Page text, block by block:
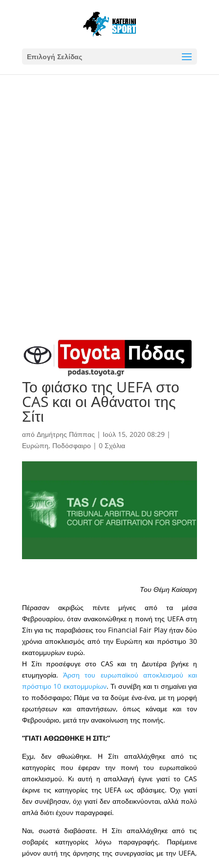
Επιλογή Σελίδας
Το φιάσκο της UEFA στο
CAS και οι Αθάνατοι της
Σίτι
από Δημήτρης Πάππας | Ιούλ 15, 2020 08:29|
Ευρώπη, Ποδόσφαιρο| 0 Σχόλια
Του Θέμη Καίσαρη
Πέρασαν ακριβώς πέντε μήνες από τα μέσα
Φεβρουαρίου, όταν ανακοινώθηκε η ποινή της UEFA στη
Σίτι για τις παραβιάσεις του Financial Fair Play ήταν δύο
χρόνια αποκλεισμός από την Ευρώπη και πρόστιμο 30
εκατομμυρίων ευρώ.
Η Σίτι προσέφυγε στο CAS και τη Δευτέρα βγήκε η
ετυμηγορία. Άρση του ευρωπαϊκού αποκλεισμού και
πρόστιμο 10 εκατομμυρίων. Τι συνέβη και τι σημαίνει για
το ποδόσφαιρο; Πάμε να τα δούμε ένα-ένα, με τη μορφή
ερωτήσεων και απαντήσεων, όπως κάναμε και τον
Φεβρουάριο, μετά την ανακοίνωση της ποινής.
“ΓΙΑΤΙ ΑΘΩΩΘΗΚΕ Η ΣΙΤΙ;”
Εχμ, δεν αθωώθηκε. Η Σίτι απαλλάχθηκε από τις
κατηγορίες που έφεραν την ποινή του ευρωπαϊκού
αποκλεισμού. Κι αυτή η απαλλαγή έγινε γιατί το CAS
έκρινε τις κατηγορίες της UEFA ως αβάσιμες. Όχι γιατί
δεν συνέβησαν, όχι γιατί δεν αποδεικνύονται, αλλά πολύ
απλά διότι έχουν παραγραφεί.
Ναι, σωστά διαβάσατε. Η Σίτι απαλλάχθηκε από τις
σοβαρές κατηγορίες λόγω παραγραφής. Παρέμεινε
μόνον αυτή της άρνησης της συνεργασίας με την UEFA,